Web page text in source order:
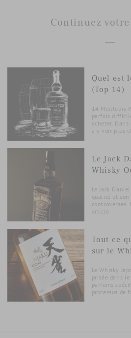
Continuez
Quel est
(Top 14)
14 Meilleurs
parfois
acheter.
à y voir plus
Le Jack
Whisky
Le Jack
qualité et
controverses.
article.
Tout ce
sur le
Le Whisky
prisée dans
parfums
processus de